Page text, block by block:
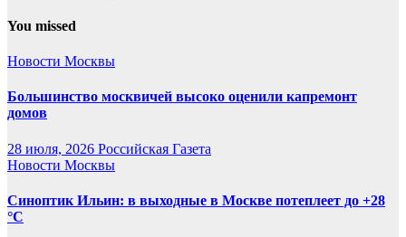
You missed
Новости Москвы
Большинство москвичей высоко оценили капремонт
домов
28 июля, 2026 Российская Газета
Новости Москвы
Синоптик Ильин: в выходные в Москве потеплеет до +28
°C